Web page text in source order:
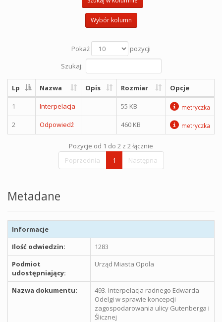
Wybór kolumn
Pokaż
pozycji
Szukaj:
Lp Nazwa Opis Rozmiar Opcje
1 Interpelacja 55 KB metryczka
2 Odpowiedź 460 KB metryczka
Pozycje od 1 do 2 z 2 łącznie
Poprzednia
1 Następna
Metadane
Informacje
Ilość odwiedzin:
1283
Podmiot
udostępniający:
Urząd Miasta Opola
Nazwa dokumentu:
493. Interpelacja radnego Edwarda
Odelgi w sprawie koncepcji
zagospodarowania ulicy Gutenberga i
Ślicznej